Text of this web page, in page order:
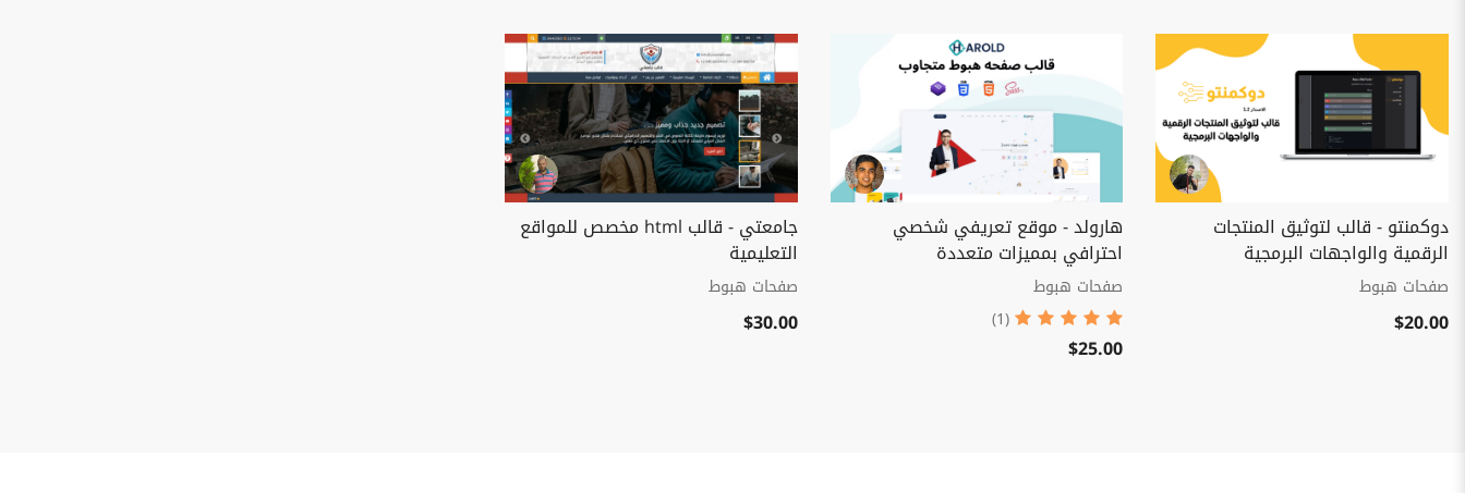
دوكمنتو - قالب لتوثيق المنتجات
الرقمية والواجهات البرمجية
صفحات هبوط
$20.00
هارولد - موقع تعريفي شخصي
احترافي بمميزات متعددة
صفحات هبوط
(1)
$25.00
جامعتي - قالب html مخصص للمواقع
التعليمية
صفحات هبوط
$30.00